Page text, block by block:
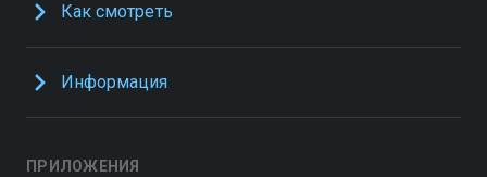
Как смотреть
Информация
ПРИЛОЖЕНИЯ